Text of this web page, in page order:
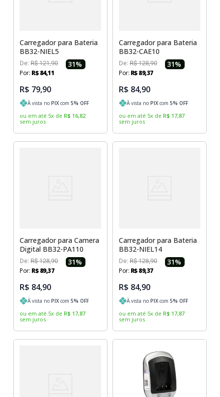
Carregador para Bateria
BB32-NIEL5
De:R$ 121,90 31%
Por: R$ 84,11
R$ 79,90
À vista noPIX com5% OFF
ou em até 5x de R$ 16,82
sem juros
Carregador para Bateria
BB32-CAE10
De: R$ 128,90 31%
Por: R$89,37
R$ 84,90
À vista no PIX com 5% OFF
ou em até 5x de R$ 17,87
sem juros
Carregador para Camera
Digital BB32-PA110
De:R$ 128,90 31%
Por: R$ 89,37
R$ 84,90
À vista noPIX com5% OFF
ou em até 5x de R$ 17,87
sem juros
Carregador para Bateria
BB32-NIEL14
De: R$ 128,90 31%
Por: R$89,37
R$ 84,90
À vista no PIX com 5% OFF
ou em até 5x de R$ 17,87
sem juros